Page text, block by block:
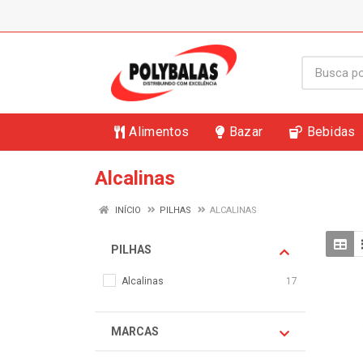
Alimentos Bazar Bebidas
Alcalinas
INÍCIO PILHAS ALCALINAS
PILHAS
Alcalinas 17
MARCAS